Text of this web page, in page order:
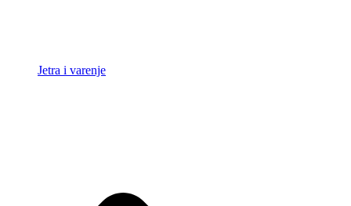
Jetra i varenje